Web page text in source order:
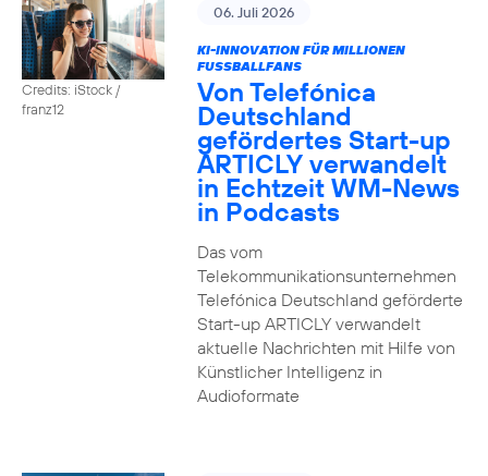
Credits: iStock /
franz12
06. Juli 2026
KI-INNOVATION FÜR MILLIONEN
FUSSBALLFANS
Von Telefónica
Deutschland
gefördertes Start-up
ARTICLY verwandelt
in Echtzeit WM-News
in Podcasts
Das vom
Telekommunikationsunternehmen
Telefónica Deutschland geförderte
Start-up ARTICLY verwandelt
aktuelle Nachrichten mit Hilfe von
Künstlicher Intelligenz in
Audioformate